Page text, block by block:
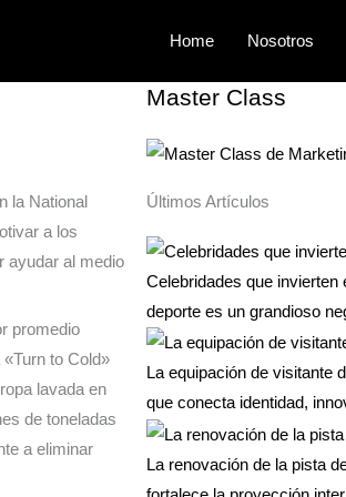
Home Nosotros
social donde
la National
a los
ayudar al medio
promedio
to Cold»
lavada en
de toneladas
a eliminar
Buscar
Master Class
Últimos Artículos
Celebridades que
deporte es un grandioso
La equipación de visitante
que conecta identidad,
La renovación de la pista